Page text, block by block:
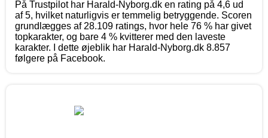
På Trustpilot har Harald-Nyborg.dk en rating på 4,6 ud
af 5, hvilket naturligvis er temmelig betryggende. Scoren
grundlægges af 28.109 ratings, hvor hele 76 % har givet
topkarakter, og bare 4 % kvitterer med den laveste
karakter. I dette øjeblik har Harald-Nyborg.dk 8.857
følgere på Facebook.